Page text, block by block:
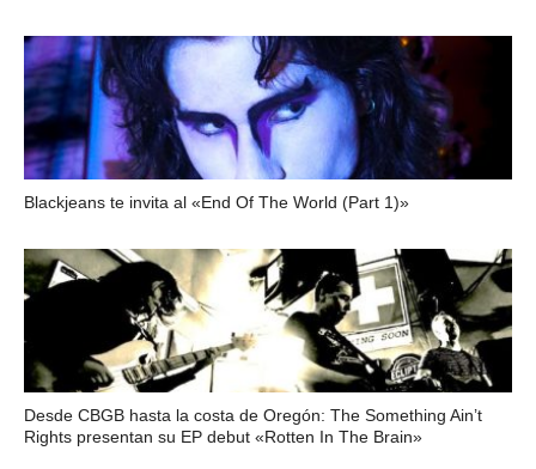
Blackjeans te invita al «End Of The World (Part 1)»
Desde CBGB hasta la costa de Oregón: The Something Ain’t
Rights presentan su EP debut «Rotten In The Brain»